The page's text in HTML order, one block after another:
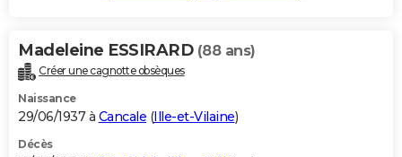
Carte de Noël
Carte Bonne année
Carte Saint-Valentin
Carte Pâques
Carte d'anniversaire
DICTIONNAIRE
Dictionnaire
Biographies
Citations
Expressions
Proverbes
PROGRAMME TV
Madeleine ESSIRARD (88 ans)
Créer une cagnotte obsèques
Naissance
29/06/1937 à Cancale (Ille-et-Vilaine)
Décès